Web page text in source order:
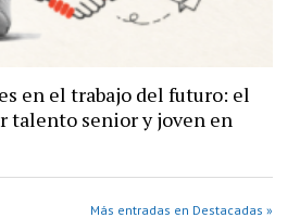
en el trabajo del futuro: el
talento senior y joven en
Más entradas en Destacadas »